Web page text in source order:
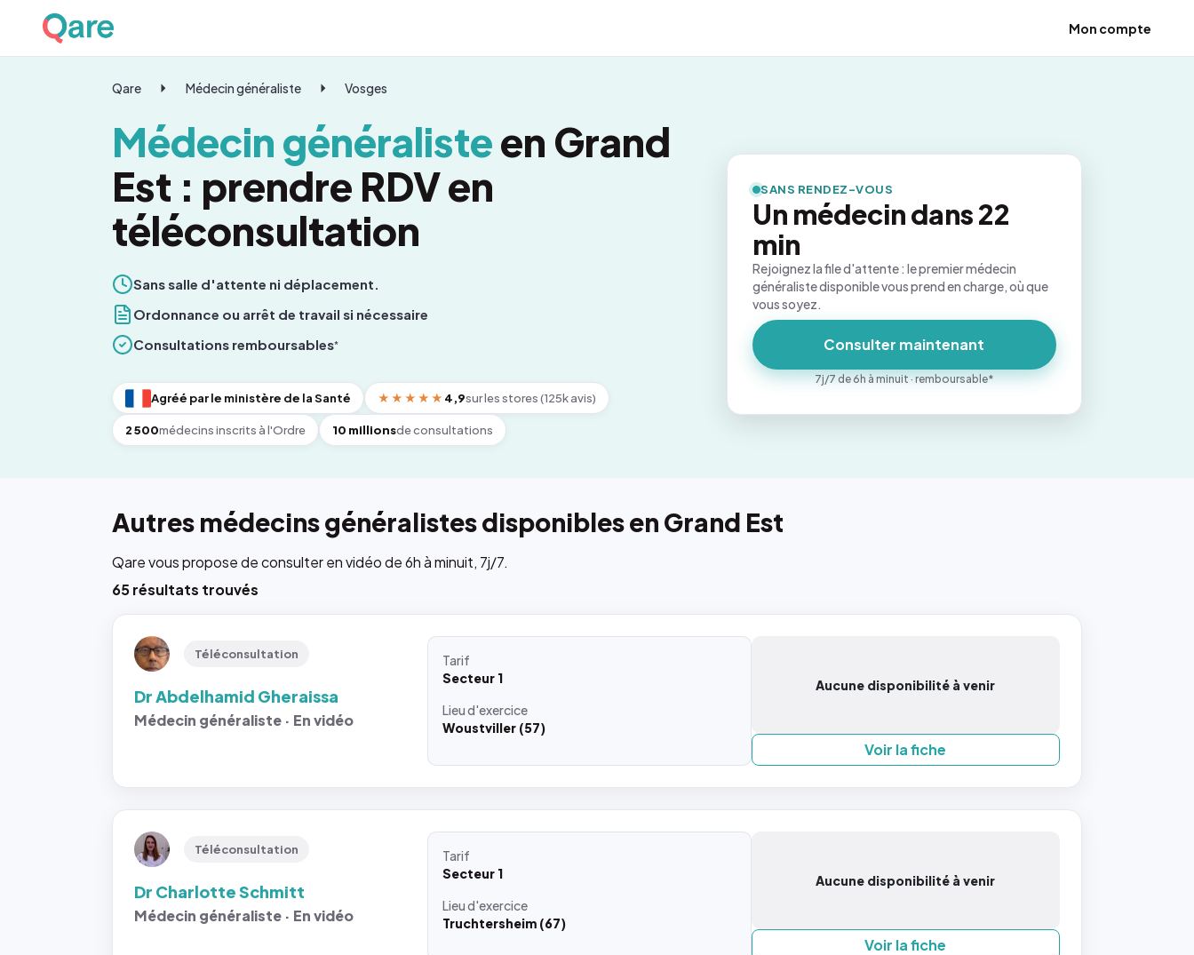
Mon compte
Qare Médecin généraliste Vosges
Médecin généralisteen Grand
Est : prendre RDV en
téléconsultation
Sans salle d'attente ni déplacement.
Ordonnance ou arrêt de travail si nécessaire
Consultations remboursables*
Agréé par le ministère de la Santé ★★★★★ 4,9sur les stores (125k avis)
2 500médecins inscrits à l'Ordre 10 millionsde consultations
SANS RENDEZ-VOUS
Un médecin dans 22
min
Rejoignez la file d'attente : le premier médecin
généraliste disponible vous prend en charge, où que
vous soyez.
Consulter maintenant
7j/7 de 6h à minuit · remboursable*
Autres médecins généralistes disponibles en Grand Est
Qare vous propose de consulter en vidéo de 6h à minuit, 7j/7.
65 résultats trouvés
Téléconsultation
Dr Abdelhamid Gheraissa
Médecin généraliste · En vidéo
Tarif
Secteur 1
Lieud'exercice
Woustviller (57)
Aucune disponibilité à venir
Voir la fiche
Téléconsultation
Dr Charlotte Schmitt
Médecin généraliste · En vidéo
Tarif
Secteur 1
Lieud'exercice
Truchtersheim (67)
Aucune disponibilité à venir
Voir la fiche